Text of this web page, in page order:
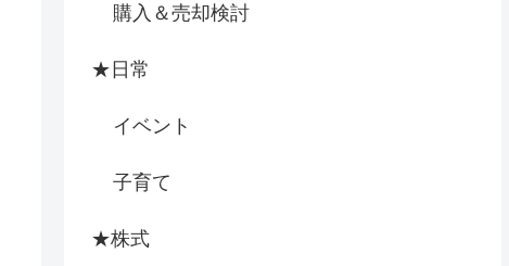
購入＆売却検討
★日常
イベント
子育て
★株式